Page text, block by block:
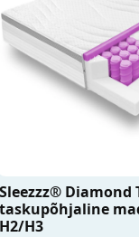
Sleezzz® Diamond
taskupõhjaline
H2/H3